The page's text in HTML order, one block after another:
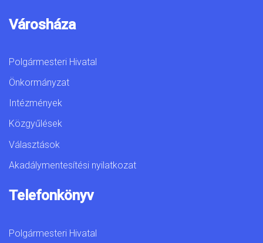
Városháza
Polgármesteri Hivatal
Önkormányzat
Intézmények
Közgyűlések
Választások
Akadálymentesítési nyilatkozat
Telefonkönyv
Polgármesteri Hivatal